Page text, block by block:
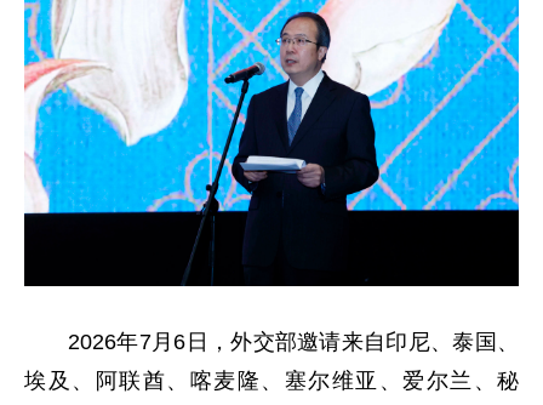
2026年7月6日，外交部邀请来自印尼、泰国、
埃及、阿联酋、喀麦隆、塞尔维亚、爱尔兰、秘